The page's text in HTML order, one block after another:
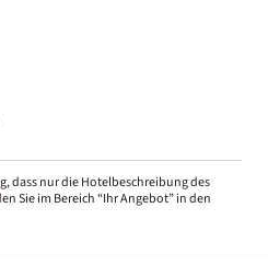
dass nur die Hotelbeschreibung des
Sie im Bereich “Ihr Angebot” in den